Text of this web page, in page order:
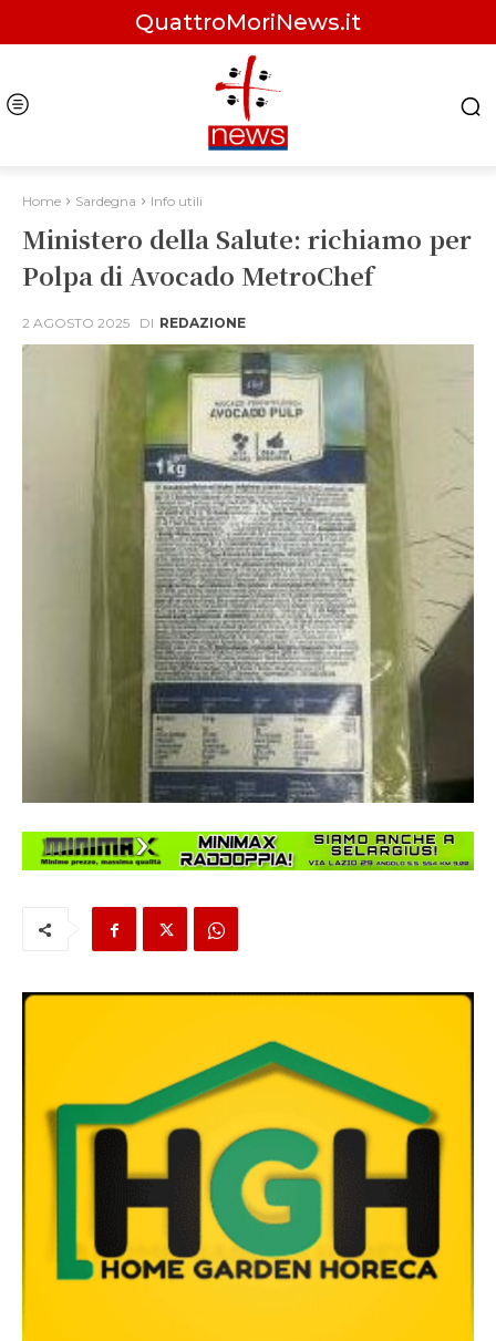
QuattroMoriNews.it
Home Sardegna Info utili
Ministero della Salute: richiamo per
Polpa di Avocado MetroChef
2 AGOSTO 2025 DI REDAZIONE